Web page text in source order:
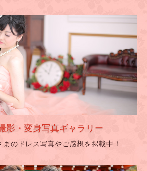
影・変身写真ギャラリー
のドレス写真やご感想を掲載中！